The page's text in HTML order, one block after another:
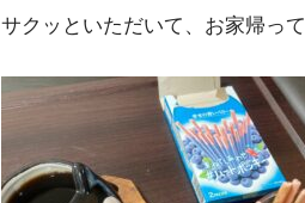
サクッといただいて、お家帰って